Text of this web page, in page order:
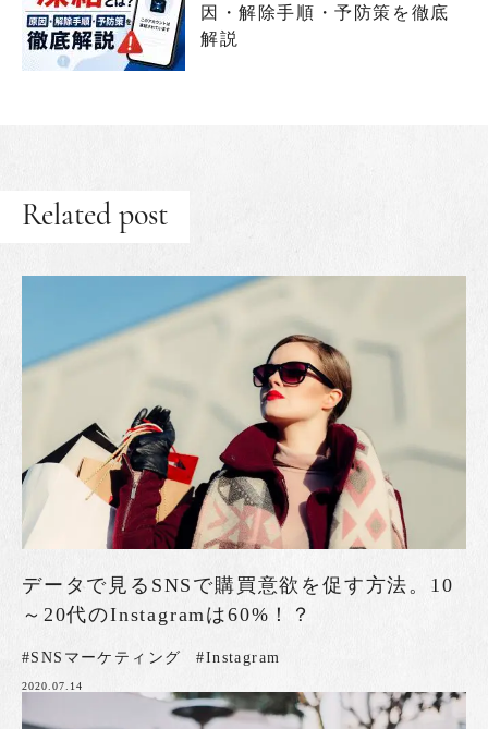
因・解除手順・予防策を徹底
解説
Related post
データで見るSNSで購買意欲を促す方法。10
～20代のInstagramは60%！？
#SNSマーケティング #Instagram
2020.07.14